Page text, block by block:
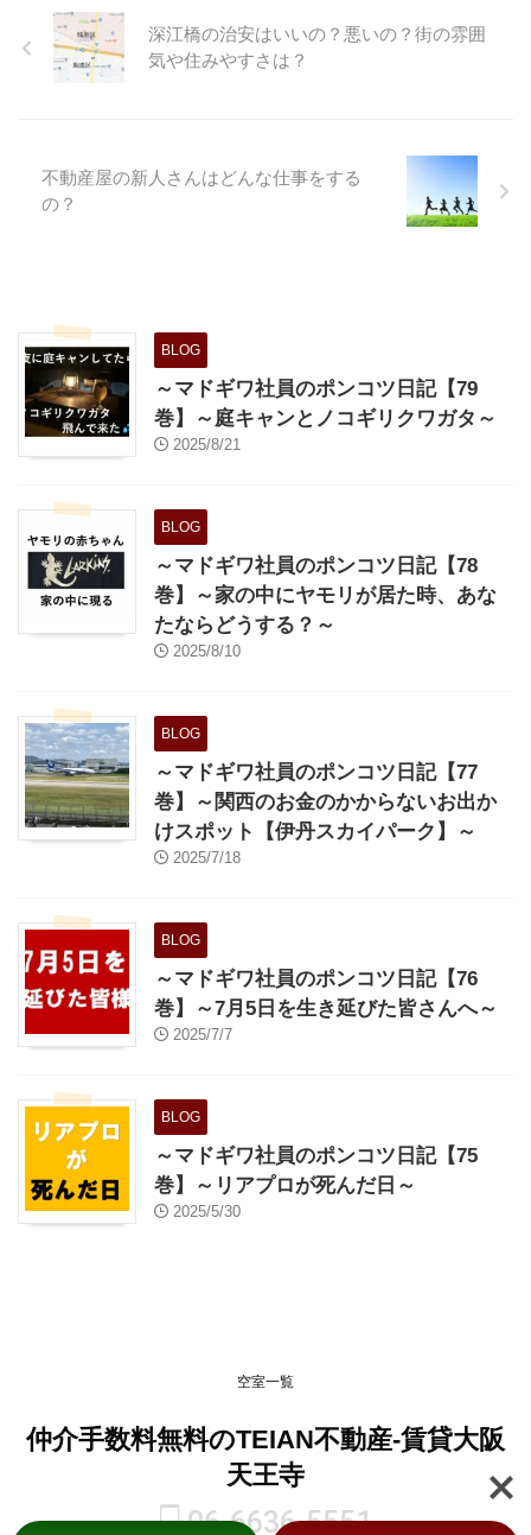
件があった場合に話をフリにくい
とか、もっと繊細な所では出身地
だったらどうしよう。なんてこと
統計としての治安というものを考
えてみました。 大阪24区の治安
ランキング と、いう訳でこちら
深江橋の治安はいいの？悪いの？街の雰囲
気や住みやすさは？
不動産屋の新人さんはどんな仕事をする
の？
BLOG
～マドギワ社員のポンコツ日記【79
巻】～庭キャンとノコギリクワガタ～
2025/8/21
BLOG
～マドギワ社員のポンコツ日記【78
巻】～家の中にヤモリが居た時、あな
たならどうする？～
2025/8/10
BLOG
～マドギワ社員のポンコツ日記【77
巻】～関西のお金のかからないお出か
けスポット【伊丹スカイパーク】～
2025/7/18
BLOG
～マドギワ社員のポンコツ日記【76
巻】～7月5日を生き延びた皆さんへ～
2025/7/7
BLOG
～マドギワ社員のポンコツ日記【75
巻】～リアプロが死んだ日～
2025/5/30
空室一覧
仲介手数料無料のTEIAN不動産-賃貸大阪
天王寺
06-6636-5551